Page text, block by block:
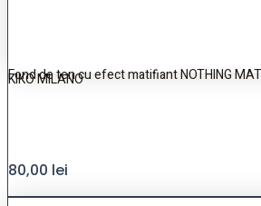
Fond de ten cu efect matifiant NOTHING
KIKO MILANO
80,00 lei